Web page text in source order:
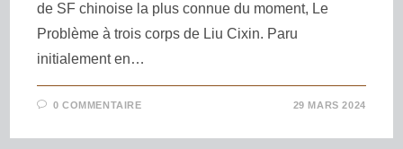
de SF chinoise la plus connue du moment, Le
Problème à trois corps de Liu Cixin. Paru
initialement en…
0 COMMENTAIRE 29 MARS 2024